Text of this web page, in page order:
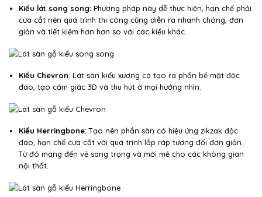
Kiểu lát song song: Phương pháp này dễ thực hiện, hạn chế phải
cưa cắt nên quá trình thi công cũng diễn ra nhanh chóng, đơn
giản và tiết kiệm hơn hơn so với các kiểu khác.
Kiểu Chevron: Lát sàn kiểu xương cá tạo ra phần bề mặt độc
đáo, tạo cảm giác 3D và thu hút ở mọi hướng nhìn.
Kiểu Herringbone:Tạo nên phần sàn có hiệu ứng zikzak độc
đáo, hạn chế cưa cắt với quá trình lắp ráp tương đối đơn giản.
Từ đó mang đến vẻ sang trọng và mới mẻ cho các không gian
nội thất.